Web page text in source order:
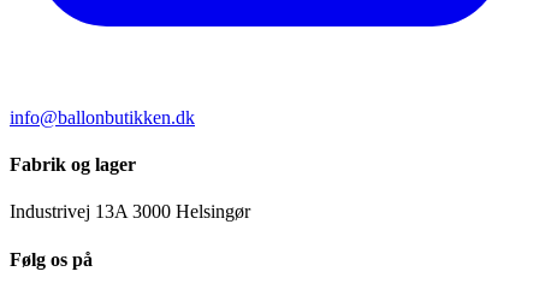
info@ballonbutikken.dk
Fabrik og lager
Industrivej 13A 3000 Helsingør
Følg os på